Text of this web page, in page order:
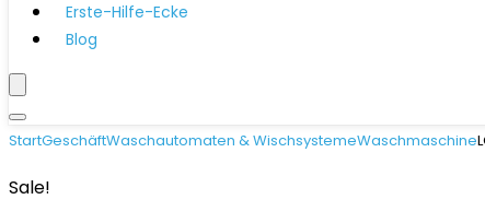
Erste-Hilfe-Ecke
Blog
StartGeschäftWaschautomaten & WischsystemeWaschmaschine
Sale!